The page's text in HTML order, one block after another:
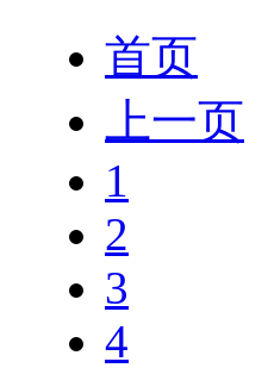
首页
上一页
1
2
3
4